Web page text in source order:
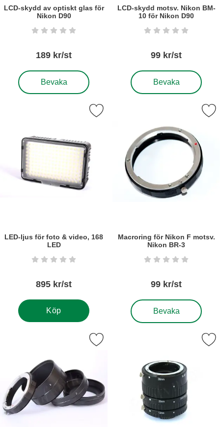
LCD-skydd av optiskt glas för
Nikon D90
Art. nr5265 Betyg: 0 stjärnor av 5
189 kr/st
Bevaka
, LCD-skydd av optiskt glas för Nikon D90
LCD-skydd motsv. Nikon BM-
10 för Nikon D90
Art. nr5424 Betyg: 0 stjärnor
99 kr/st
Bevaka
, LCD-skydd motsv.
LED-ljus för foto & video, 168
LED
Art. nr6269 Betyg: 0 stjärnor av 5
895 kr/st
Köp
Markera lED-ljus för foto & video, 168 LED som favorit
Macroring för Nikon F motsv.
Nikon BR-3
Art. nr5374 Betyg: 0 stjärnor
99 kr/st
Bevaka
, Macroring för Nikon F
Markera macroring för Nikon F
Markera macroset/mellanringar f. Nikon F som favorit
Markera mellanringar MeiKe,